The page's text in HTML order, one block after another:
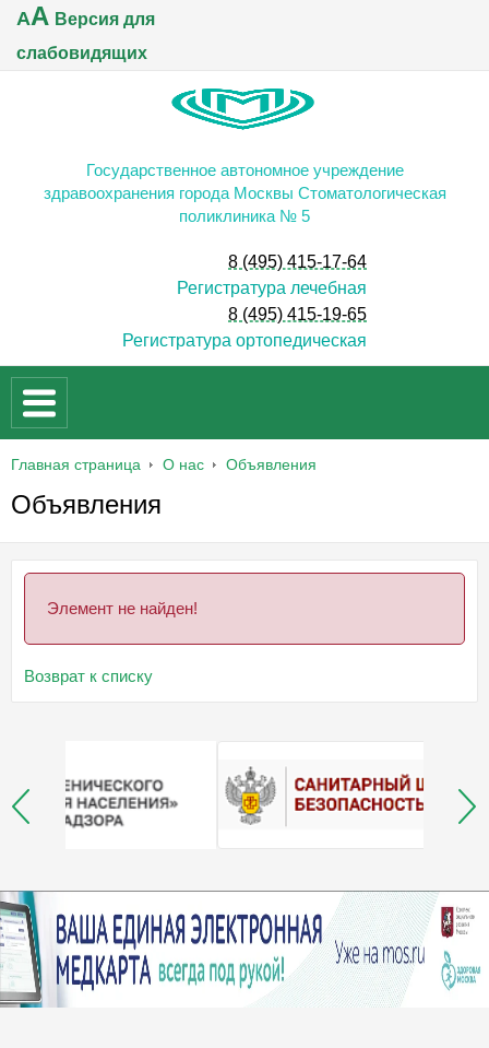
AA Версия для
слабовидящих
Государственное автономное учреждение
здравоохранения города Москвы Стоматологическая
поликлиника № 5
8 (495) 415-17-64
Регистратура лечебная
8 (495) 415-19-65
Регистратура ортопедическая
Главная страница О нас Объявления
Объявления
Элемент не найден!
Возврат к списку